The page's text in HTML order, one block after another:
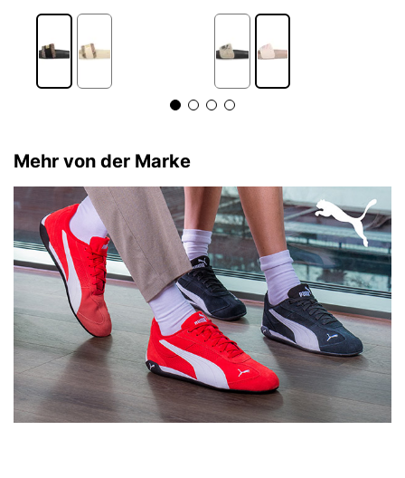
Mehr von der Marke